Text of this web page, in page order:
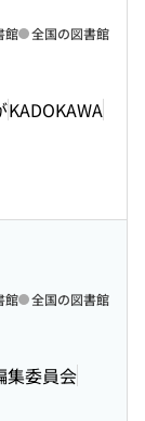
KADOKAWA
館 全国の図書館
集委員会
館 全国の図書館